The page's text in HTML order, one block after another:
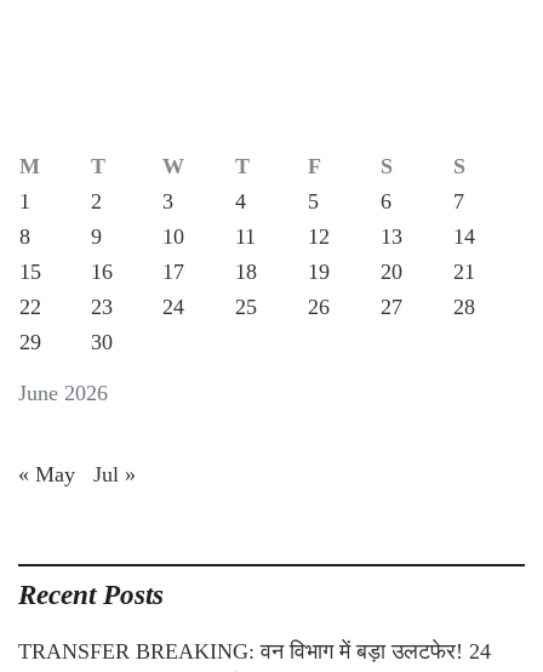
June 2026
M T W T F S
S
1
2 3 4 5 6
7
8
9 10 11 12 13
14
15
16 17 18 19 20
21
22
23 24 25 26 27
28
29
30
« May Jul »
Recent Posts
TRANSFER BREAKING: वन विभाग में बड़ा उलटफेर! 24